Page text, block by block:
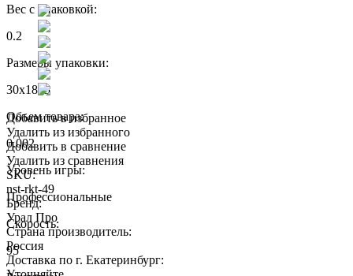
Вес с упаковкой:
0.2
Размеры упаковки:
30x18x5
Объем товара:
0.002
Уровень игры:
Профессиональные
Скорость:
95
Добавить в избранное
Удалить из избранного
Добавить в сравнение
Удалить из сравнения
SKU:
nst-rkt-49
Бренд:
Урал Про
Страна производитель:
Россия
Доставка по г. Екатеринбург: